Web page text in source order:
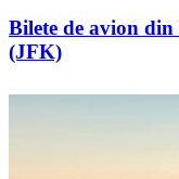
Bilete de avion
(JFK)